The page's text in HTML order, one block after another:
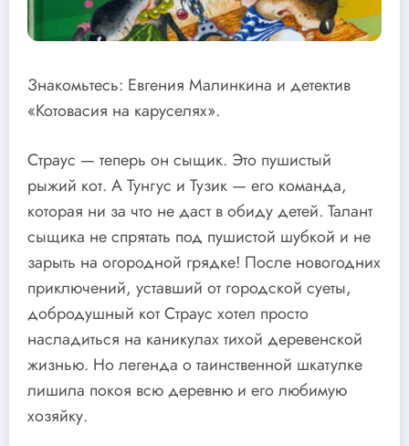
Знакомьтесь: Евгения Малинкина и детектив
«Котовасия на каруселях».
Страус — теперь он сыщик. Это пушистый
рыжий кот. А Тунгус и Тузик — его команда,
которая ни за что не даст в обиду детей. Талант
сыщика не спрятать под пушистой шубкой и не
зарыть на огородной грядке! После новогодних
приключений, уставший от городской суеты,
добродушный кот Страус хотел просто
насладиться на каникулах тихой деревенской
жизнью. Но легенда о таинственной шкатулке
лишила покоя всю деревню и его любимую
хозяйку.